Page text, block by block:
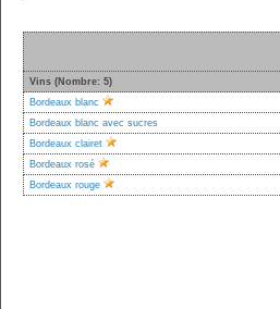
Vins (Nombre: 5)
Bordeaux blanc
Bordeaux blanc avec sucres
Bordeaux clairet
Bordeaux rosé
Bordeaux rouge